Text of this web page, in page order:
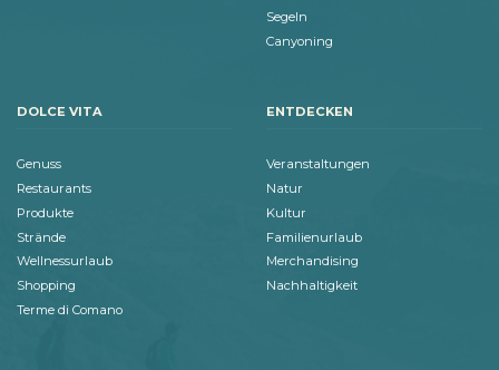
Segeln
Canyoning
DOLCE VITA
Genuss
Restaurants
Produkte
Strände
Wellnessurlaub
Shopping
Terme di Comano
ENTDECKEN
Veranstaltungen
Natur
Kultur
Familienurlaub
Merchandising
Nachhaltigkeit